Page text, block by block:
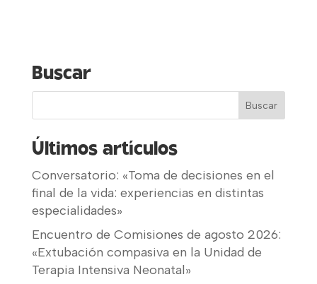
Buscar
Últimos artículos
Conversatorio: «Toma de decisiones en el
final de la vida: experiencias en distintas
especialidades»
Encuentro de Comisiones de agosto 2026:
«Extubación compasiva en la Unidad de
Terapia Intensiva Neonatal»